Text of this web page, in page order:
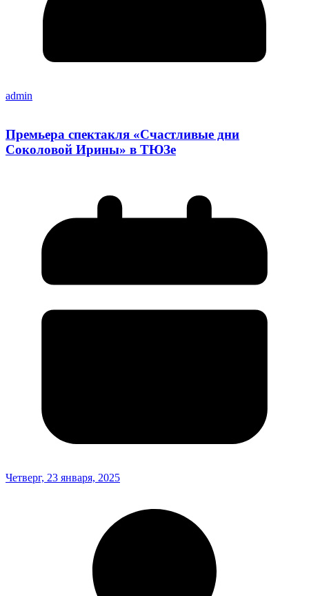
admin
Премьера спектакля «Счастливые дни
Соколовой Ирины» в ТЮЗе
Четверг, 23 января, 2025